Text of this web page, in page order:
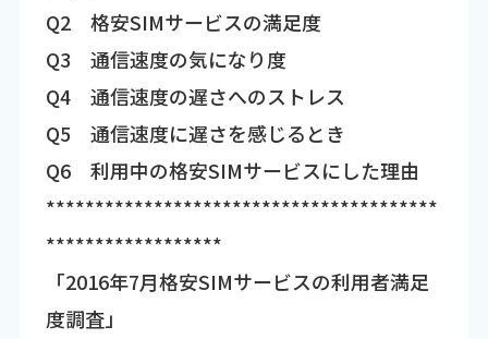
Q2 格安SIMサービスの満足度
Q3 通信速度の気になり度
Q4 通信速度の遅さへのストレス
Q5 通信速度に遅さを感じるとき
Q6 利用中の格安SIMサービスにした理由
****************************************
******************
「2016年7月格安SIMサービスの利用者満足
度調査」